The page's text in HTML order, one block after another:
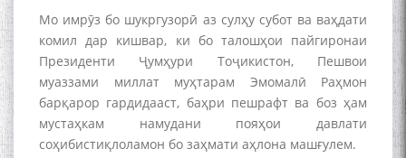
Мо имрӯз бо шукргузорӣ аз сулҳу субот ва ваҳдати
комил дар кишвар, ки бо талошҳои пайгиронаи
Президенти Ҷумҳури Тоҷикистон, Пешвои
муаззами миллат муҳтарам Эмомалӣ Раҳмон
барқарор гардидааст, баҳри пешрафт ва боз ҳам
мустаҳкам намудани пояҳои давлати
соҳибистиқлоламон бо заҳмати аҳлона машғулем.
The Persian Gulf Beautiful
poetry from Устод Мумин
Қаноат (Ustod Mumin Qanoat)
and Master Mehryar